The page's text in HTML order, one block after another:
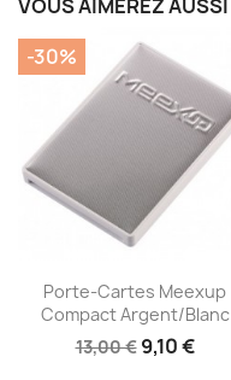
VOUS AIMEREZ AUSSI
Aperçu rapide
Porte-Cartes Meexup
Compact Argent/Blanc
13,00 € 9,10 €
-30%